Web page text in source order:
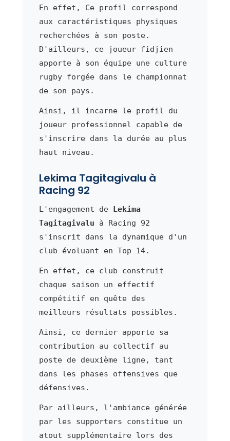
En effet, Ce profil correspond
aux caractéristiques physiques
recherchées à son poste.
D'ailleurs, ce joueur fidjien
apporte à son équipe une culture
rugby forgée dans le championnat
de son pays.
Ainsi, il incarne le profil du
joueur professionnel capable de
s'inscrire dans la durée au plus
haut niveau.
Lekima Tagitagivalu à
Racing 92
L'engagement de Lekima
Tagitagivalu à Racing 92
s'inscrit dans la dynamique d'un
club évoluant en Top 14.
En effet, ce club construit
chaque saison un effectif
compétitif en quête des
meilleurs résultats possibles.
Ainsi, ce dernier apporte sa
contribution au collectif au
poste de deuxième ligne, tant
dans les phases offensives que
défensives.
Par ailleurs, l'ambiance générée
par les supporters constitue un
atout supplémentaire lors des